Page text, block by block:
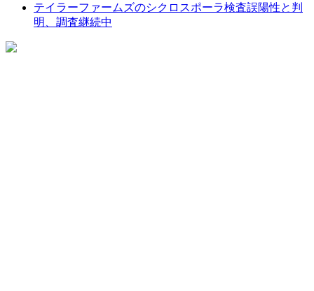
テイラーファームズのシクロスポーラ検査誤陽性と判
明、調査継続中